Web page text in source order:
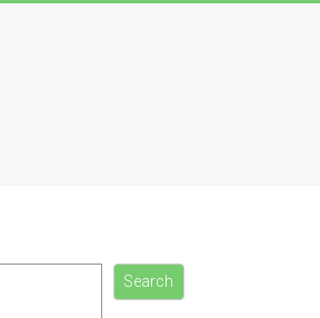
Search